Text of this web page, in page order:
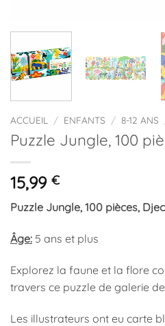
ACCUEIL / ENFANTS / 8-12 ANS
Puzzle Jungle, 100
15,99 €
Puzzle Jungle, 100 pièces,
Âge: 5 ans et plus
Explorez la faune et la flore
travers ce puzzle de galerie
Les illustrateurs ont eu carte